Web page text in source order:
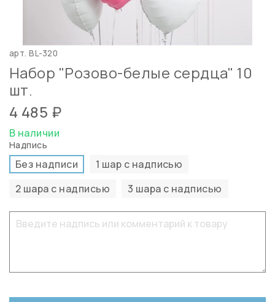
арт.BL-320
Набор "Розово-белые сердца" 10
шт.
4 485 ₽
В наличии
Надпись
Без надписи
1 шар с надписью
2 шара с надписью
3 шара с надписью